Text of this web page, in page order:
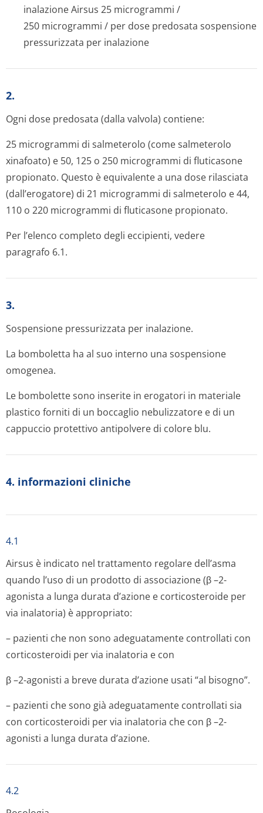
inalazione Airsus 25 microgrammi /
250 microgrammi / per dose predosata sospensione
pressurizzata per inalazione
2.
Ogni dose predosata (dalla valvola) contiene:
25 microgrammi di salmeterolo (come salmeterolo
xinafoato) e 50, 125 o 250 micro­grammi di fluticasone
propionato. Questo è equivalente a una dose rilasciata
(dall’erogatore) di 21 microgrammi di salmeterolo e 44,
110 o 220 micro­grammi di fluticasone propionato.
Per l’elenco completo degli eccipienti, vedere
paragrafo 6.1.
3.
Sospensione pressurizzata per inalazione.
La bomboletta ha al suo interno una sospensione
omogenea.
Le bombolette sono inserite in erogatori in materiale
plastico forniti di un boccaglio nebulizzatore e di un
cappuccio protettivo antipolvere di colore blu.
4. informazioni cliniche
4.1
Airsus è indicato nel trattamento regolare dell’asma
quando l’uso di un prodotto di associazione (β –2-
agonista a lunga durata d’azione e corticosteroide per
via inalatoria) è appropriato:
– pazienti che non sono adeguatamente controllati con
corticosteroidi per via inalatoria e con
β –2-agonisti a breve durata d’azione usati “al bisogno”.
– pazienti che sono già adeguatamente controllati sia
con corticosteroidi per via inalatoria che con β –2-
agonisti a lunga durata d’azione.
4.2